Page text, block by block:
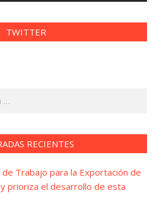
TWITTER
RECIENTES
Trabajo para la Exportación de
prioriza el desarrollo de esta